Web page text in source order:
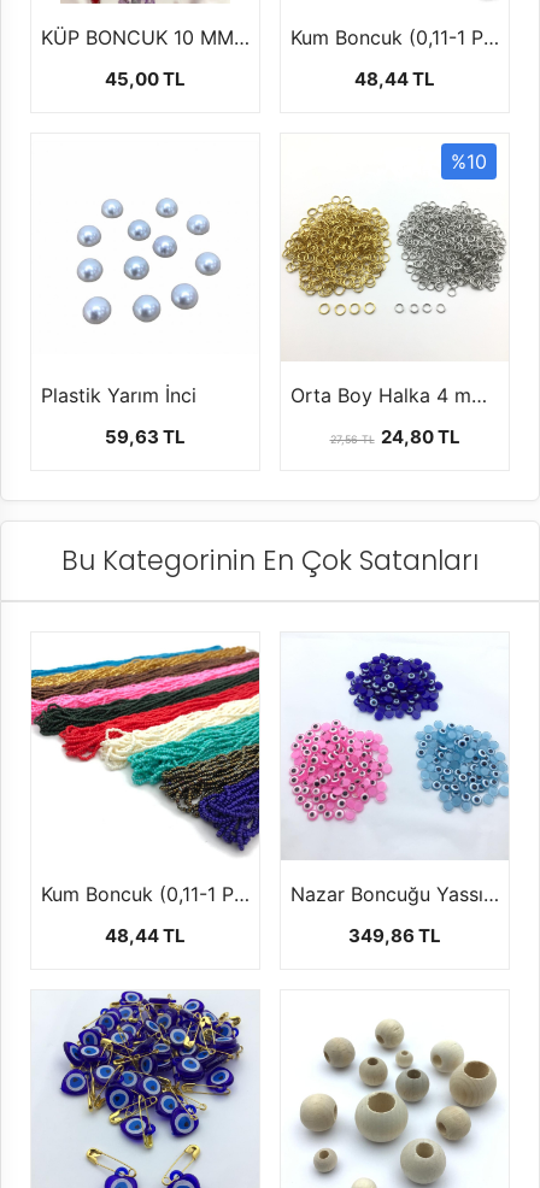
KÜP BONCUK 10 MM (100 GR)
45,00 TL
Kum Boncuk (0,11-1 Paket-12 dizi)
48,44 TL
Plastik Yarım İnci
59,63 TL
%10
Orta Boy Halka 4 mm -1 paket (50 gr)
27,56 TL 24,80 TL
Bu Kategorinin En Çok Satanları
Kum Boncuk (0,11-1 Paket-12 dizi)
48,44 TL
Nazar Boncuğu Yassı Plastik (8mm, 1 Paket-1000 Adet)
349,86 TL